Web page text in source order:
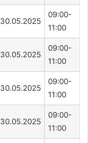
30.05.2025
09:00-
11:00
30.05.2025
09:00-
11:00
30.05.2025
09:00-
11:00
30.05.2025
09:00-
11:00